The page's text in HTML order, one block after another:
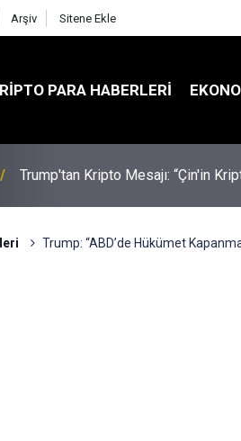
Arşiv Sitene Ekle
PARA HABERLERI
Trump'tan Kripto Mesajı: “Çin'in
Trump: “ABD’de Hükümet